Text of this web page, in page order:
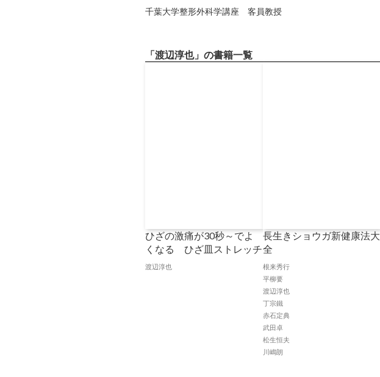
千葉大学整形外科学講座 客員教授
「渡辺淳也」の書籍一覧
ひざの激痛が30秒～でよ
くなる ひざ皿ストレッチ
渡辺淳也
長生きショウガ新健康法大
全
根来秀行
平柳要
渡辺淳也
丁宗鐵
赤石定典
武田卓
松生恒夫
川嶋朗